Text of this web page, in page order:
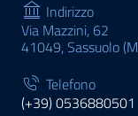
Indirizzo
Via Mazzini, 62
41049, Sassuolo
Telefono
(+39) 0536880501